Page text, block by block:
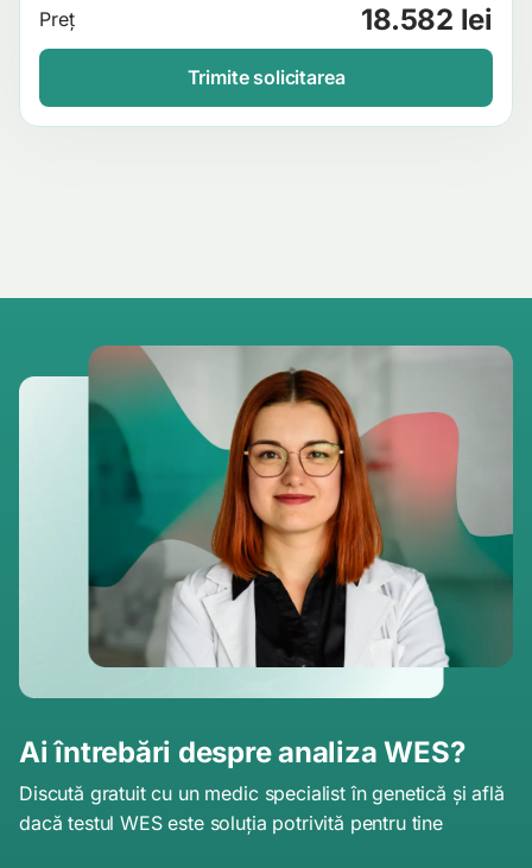
Preț 18.582 lei
Trimite solicitarea
Ai întrebări despre analiza WES?
Discută gratuit cu un medic specialist în genetică și află
dacă testul WES este soluția potrivită pentru tine